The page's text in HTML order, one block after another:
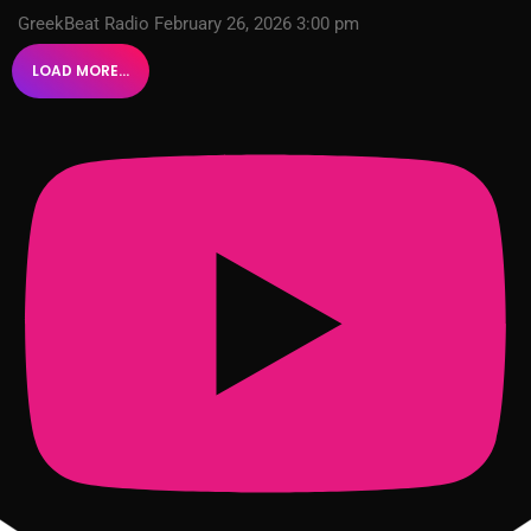
GreekBeat Radio February 26, 2026 3:00 pm
LOAD MORE...